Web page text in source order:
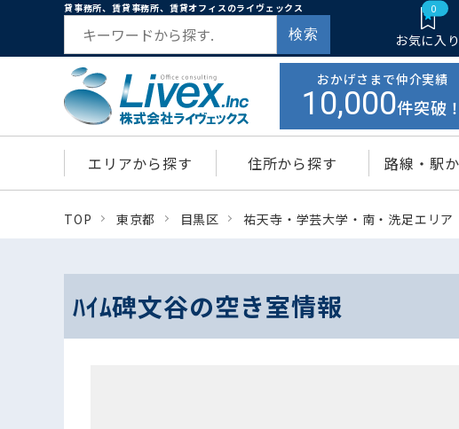
貸事務所、賃貸事務所、賃貸オフィスのライヴェックス
検索
0
お気に入り
おかげさまで仲介実績
10,000件突破！
エリアから探す 住所から探す 路線・駅
TOP 東京都 目黒区 祐天寺・学芸大学・南・洗足エリア
ﾊｲﾑ碑文谷の空き室情報